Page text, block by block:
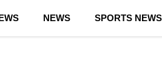
NEWS SPORTS NEWS